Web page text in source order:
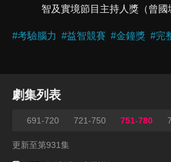
智及實境節目主持人獎（曾國
#考驗腦力 #益智競賽 #金鐘獎 #完
劇集列表
691-720 721-750 751-780
更新至第931集